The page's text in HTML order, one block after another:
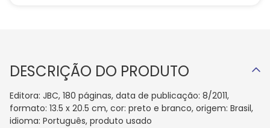
DESCRIÇÃO DO PRODUTO
Editora: JBC, 180 páginas, data de publicação: 8/2011,
formato: 13.5 x 20.5 cm, cor: preto e branco, origem: Brasil,
idioma: Português, produto usado